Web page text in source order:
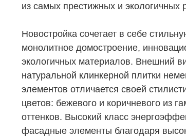
НЕДВИЖИМОСТЬ
Новостройки
из самых престижных и экологичных
Новостройка сочетает в себе
монолитное домостроение,
экологичных материалов. Внешний
натуральной клинкерной плитки
элементов отличается своей
цветов: бежевого и коричневого из
оттенков. Высокий класс
фасадные элементы благодаря